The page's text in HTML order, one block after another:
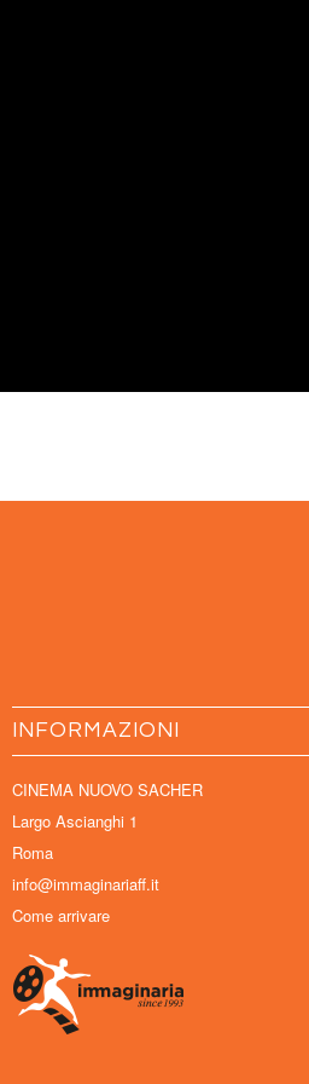
INFORMAZIONI
CINEMA NUOVO SACHER
Largo Ascianghi 1
Roma
info@immaginariaff.it
Come arrivare